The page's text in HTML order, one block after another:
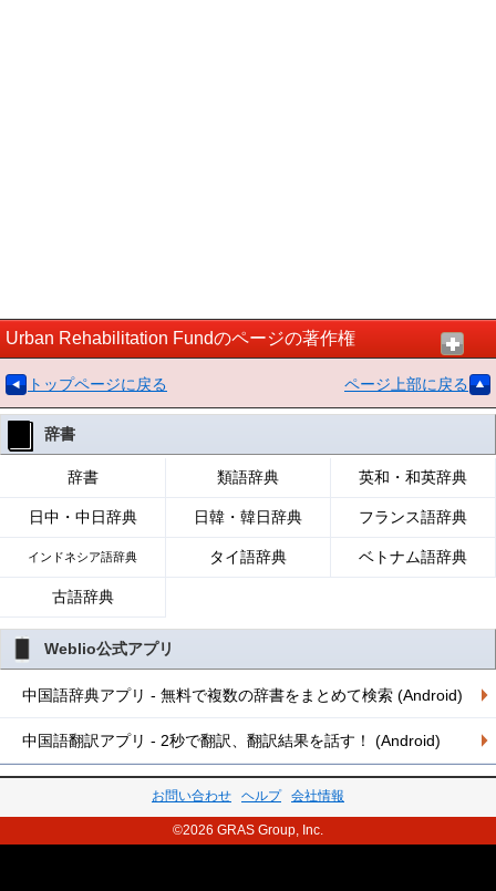
Urban Rehabilitation Fundのページの著作権
トップページに戻る ページ上部に戻る
辞書
辞書 類語辞典 英和・和英辞典
日中・中日辞典 日韓・韓日辞典 フランス語辞典
インドネシア語辞典 タイ語辞典 ベトナム語辞典
古語辞典
Weblio公式アプリ
中国語辞典アプリ - 無料で複数の辞書をまとめて検索 (Android)
中国語翻訳アプリ - 2秒で翻訳、翻訳結果を話す！ (Android)
お問い合わせ ヘルプ 会社情報
©2026 GRAS Group, Inc.